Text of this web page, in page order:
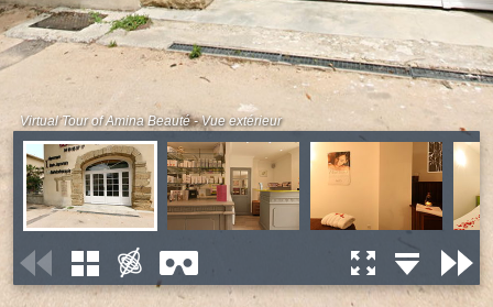
Virtual Tour of Amina Beauté - Vue extérieur